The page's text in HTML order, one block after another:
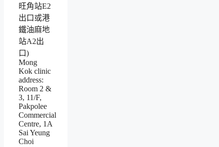
旺角站E2
出口或港
鐵油麻地
站A2出
口)
Mong
Kok clinic
address:
Room 2 &
3, 11/F,
Pakpolee
Commercial
Centre, 1A
Sai Yeung
Choi